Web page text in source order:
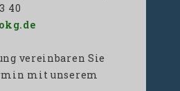
40
vereinbaren Sie
mit unserem